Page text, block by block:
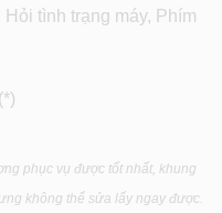
tình trạng máy, Phím
phục vụ được tốt nhất, khung
không thể sửa lấy ngay được.